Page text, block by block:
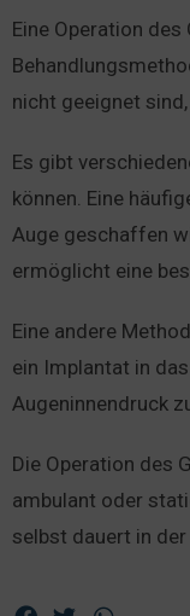
Eine Operation
nicht geeignet
Es gibt
können. Eine
Auge geschaffen
ermöglicht eine
Eine andere
ein Implantat in
Augeninnendruck
Die Operation des
ambulant oder
selbst dauert in der